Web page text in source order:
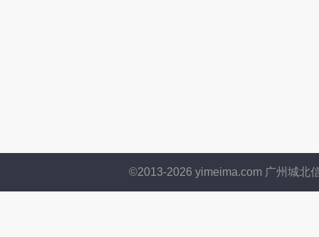
©2013-2026 yimeima.com 广州城北